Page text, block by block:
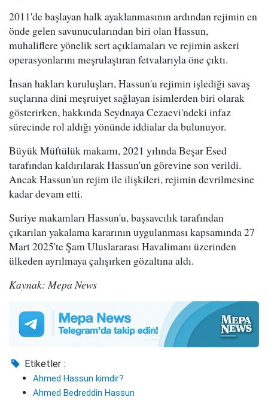
2011'de başlayan halk ayaklanmasının ardından rejimin en
önde gelen savunucularından biri olan Hassun,
muhaliflere yönelik sert açıklamaları ve rejimin askeri
operasyonlarını meşrulaştıran fetvalarıyla öne çıktı.
İnsan hakları kuruluşları, Hassun'u rejimin işlediği savaş
suçlarına dini meşruiyet sağlayan isimlerden biri olarak
gösterirken, hakkında Seydnaya Cezaevi'ndeki infaz
sürecinde rol aldığı yönünde iddialar da bulunuyor.
Büyük Müftülük makamı, 2021 yılında Beşar Esed
tarafından kaldırılarak Hassun'un görevine son verildi.
Ancak Hassun'un rejim ile ilişkileri, rejimin devrilmesine
kadar devam etti.
Suriye makamları Hassun'u, başsavcılık tarafından
çıkarılan yakalama kararının uygulanması kapsamında 27
Mart 2025'te Şam Uluslararası Havalimanı üzerinden
ülkeden ayrılmaya çalışırken gözaltına aldı.
Kaynak: Mepa News
Etiketler :
Ahmed Hassun kimdir?
Ahmed Bedreddin Hassun